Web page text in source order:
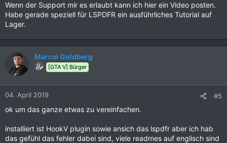
Wenn der Support mir es erlaubt kann ich hier ein Video posten.
Habe gerade speziell für LSPDFR ein ausführliches Tutorial auf
Lager.
Marcel Goldberg
[GTA V] Bürger
04. April 2019 #5
ok um das ganze etwas zu vereinfachen.
installiert ist HookV plugin sowie ansich das lspdfr aber ich hab
das gefühl das fehler dabei sind, viele readmes auf englisch sind